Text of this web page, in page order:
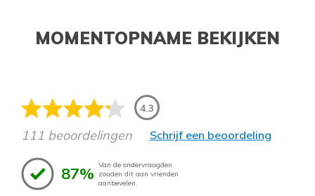
MOMENTOPNAME BEKIJKEN
4.3
111 beoordelingen Schrijf een beoordeling
87% Van de ondervraagden
zouden dit aan vrienden
aanbevelen.